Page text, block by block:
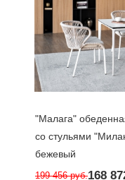
"Малага"
со стульями
бежевый
Под заказ 10 дней
199 456руб.168